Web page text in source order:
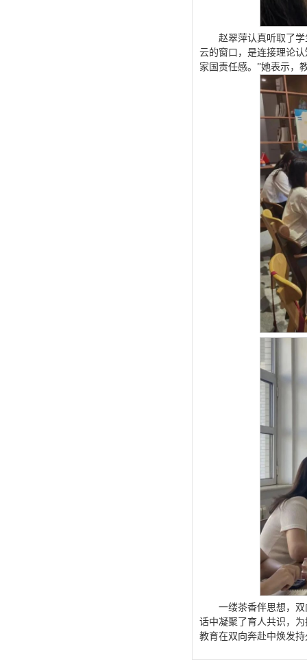
赵翠萍认真听取了
云的窗口，是连接理论
家国责任感。”她表示，
一缕茶香伴思想，
话中凝聚了育人共识，
教育在双向奔赴中焕发